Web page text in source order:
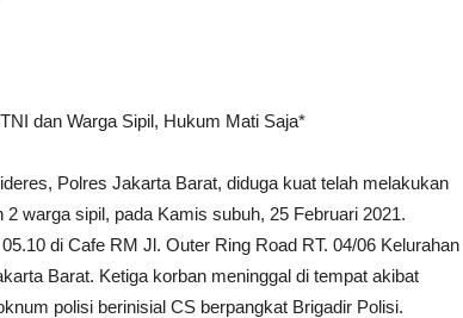
dan Warga Sipil, Hukum Mati Saja*
Polres Jakarta Barat, diduga kuat telah melakukan
warga sipil, pada Kamis subuh, 25 Februari 2021.
di Cafe RM Jl. Outer Ring Road RT. 04/06 Kelurahan
Barat. Ketiga korban meninggal di tempat akibat
polisi berinisial CS berpangkat Brigadir Polisi.